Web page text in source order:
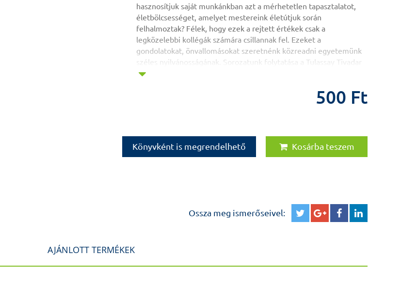
hasznosítjuk saját munkánkban azt a mérhetetlen tapasztalatot,
életbölcsességet, amelyet mestereink életútjuk során
felhalmoztak? Félek, hogy ezek a rejtett értékek csak a
legközelebbi kollégák számára csillannak fel. Ezeket a
gondolatokat, önvallomásokat szeretnénk közreadni egyetemünk
széles nyilvánosságának. Sorozatunk folytatása a Tulassay Tivadar
által közel egy évtizede elindított két riportgyűjteménynek
kötetekben egyetemünk emblematikus személyiségei vallanak
önmagukról, hitükről és egyetemi karrierjükről. A megrendítően
róluk…Szél Ágostonrektor Semmelweis Egyetem, 2013
1942. május 13-án születtem Szászváron, Baranya megyében. A
gimnáziumot a Pécsi Állami Nagy Lajos Gimnáziumban végeztem,
500 Ft
Könyvként is megrendelhető Kosárba teszem
Ossza meg ismerőseivel:
AJÁNLOTT TERMÉKEK